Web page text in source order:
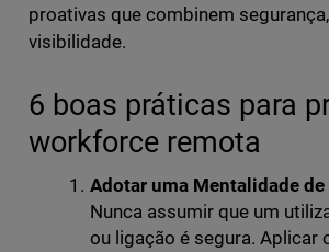
proativas que combinem
visibilidade.
6 boas práticas para
workforce remota
Adotar uma Mentalidade de
Nunca assumir que um
ou ligação é segura. Aplicar